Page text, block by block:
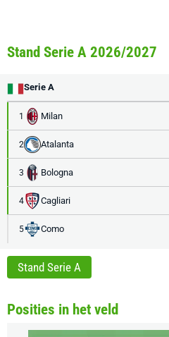
Stand Serie A 2026/2027
Serie A
1 Milan
2 Atalanta
3 Bologna
4 Cagliari
5 Como
Stand Serie A
Posities in het veld